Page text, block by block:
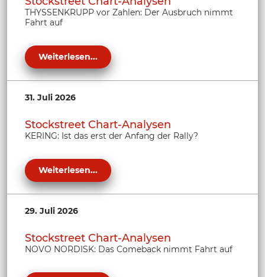
THYSSENKRUPP vor Zahlen: Der Ausbruch nimmt
Fahrt auf
Weiterlesen...
31. Juli 2026
Stockstreet Chart-Analysen
KERING: Ist das erst der Anfang der Rally?
Weiterlesen...
29. Juli 2026
Stockstreet Chart-Analysen
NOVO NORDISK: Das Comeback nimmt Fahrt auf